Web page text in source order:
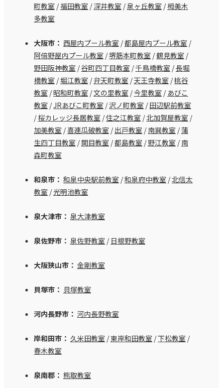
町教室 /福田教室 /深井教室 /泉ヶ丘教室 /栂美木
多教室
大阪市： 西屋内プール教室 /都島屋内プール教室 /
阿倍野屋内プール教室 /堺筋本町教室 /鶴見教室 /
野田阪神教室 /谷町四丁目教室 /千鳥橋教室 /長堀
橋教室 /堀江教室 /弁天町教室 /天王寺教室 /桃谷
教室 /昭和町教室 /文の里教室 /今里教室 / あびこ
教室 /JRあびこ町教室 /沢ノ町教室 /田辺駅前教室
/桜カレッジ長居教室 /住之江教室 /北加賀屋教室 /
加美教室 /喜連瓜破教室 /出戸教室 /南巽教室 /蒲
生四丁目教室 /関目教室 /都島教室 /野江教室 /南
森町教室
和泉市： 和泉中央駅前教室 /和泉府中教室 /北信太
教室 /光明池教室
泉大津市： 泉大津教室
泉佐野市： 泉佐野教室 / 日根野教室
大阪狭山市： 金剛教室
貝塚市： 貝塚教室
河内長野市： 河内長野教室
岸和田市： 久米田教室 /東岸和田教室 /下松教室 /
春木教室
泉南郡： 熊取教室